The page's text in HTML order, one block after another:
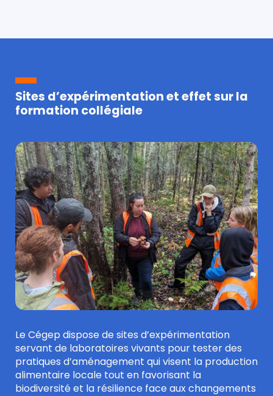
Sites d’expérimentation et effet sur la
formation collégiale
Le Cégep dispose de sites d’expérimentation
servant de laboratoires vivants pour tester des
pratiques d’aménagement qui visent la production
alimentaire locale tout en favorisant la
biodiversité et la résilience face aux changements